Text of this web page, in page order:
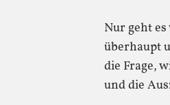
Nur geht
überhaupt
die Frage,
und die